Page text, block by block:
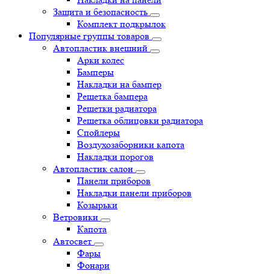
Защита и безопасность
Комплект подкрылок
Популярные группы товаров
Автопластик внешний
Арки колес
Бамперы
Накладки на бампер
Решетка бампера
Решетки радиатора
Решетка облицовки радиатора
Спойлеры
Воздухозаборники капота
Накладки порогов
Автопластик салон
Панели приборов
Накладки панели приборов
Козырьки
Ветровики
Капота
Автосвет
Фары
Фонари